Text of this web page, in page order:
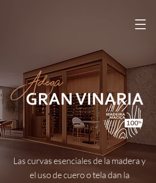
Las curvas esenciales de la madera y
el uso de cuero o tela dan la